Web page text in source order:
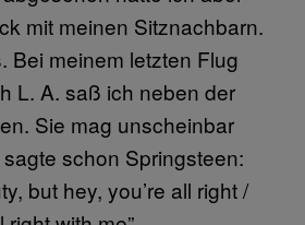
mit meinen Sitznachbarn.
Bei meinem letzten Flug
L. A. saß ich neben der
Sie mag unscheinbar
schon Springsteen:
but hey, you’re all right /